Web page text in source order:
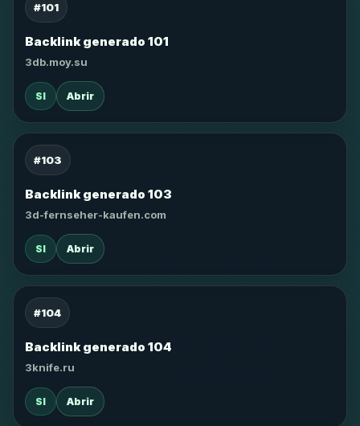
#101
Backlink generado 101
3db.moy.su
SI Abrir
#103
Backlink generado 103
3d-fernseher-kaufen.com
SI Abrir
#104
Backlink generado 104
3knife.ru
SI Abrir